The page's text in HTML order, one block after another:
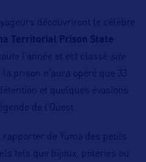
découvriront le célèbre
Territorial Prison State
l’année et est classé site
la prison n’aura opéré que 33
et quelques évasions
de l’Ouest.
rapporter de Yuma des petits
tels que bijoux, poteries ou